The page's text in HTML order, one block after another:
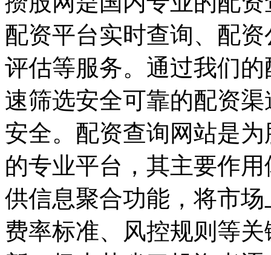
配资平台实时查询、配
评估等服务。通过我们
速筛选安全可靠的配资
安全。配资查询网站是
的专业平台，其主要作
供信息聚合功能，将市
费率标准、风控规则等